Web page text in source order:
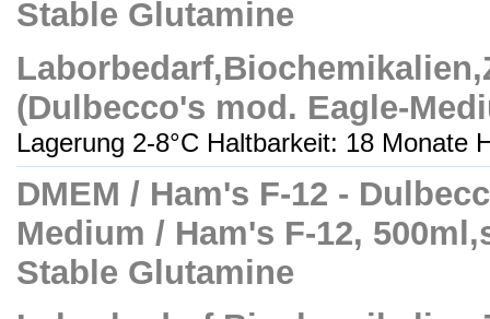
Stable Glutamine
(Dulbecco's mod. Eagle-
Lagerung 2-8°C Haltbarkeit: 18 Monate
DMEM / Ham's F-12 -
Medium / Ham's F-12,
Stable Glutamine